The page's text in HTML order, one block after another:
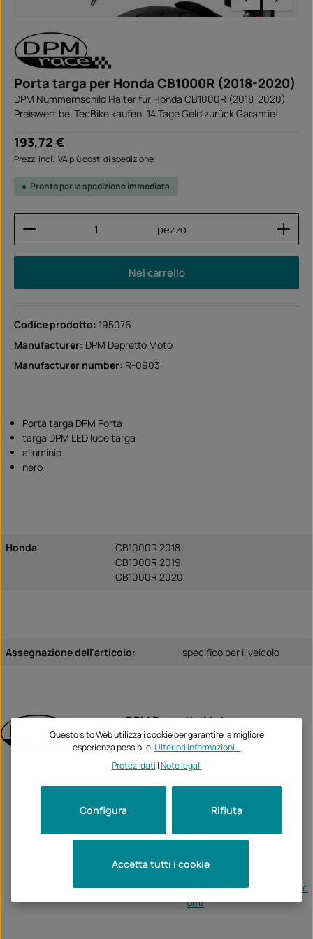
Porta targa per Honda CB1000R (2018-2020)
DPM Nummernschild Halter für Honda CB1000R (2018-2020)
Preiswert bei TecBike kaufen. 14 Tage Geld zurück Garantie!
Prezzo normale:
193,72 €
Prezzi incl. IVA più costi di spedizione
Pronto per la spedizione immediata
Quantità del prodotto: inserisci la quantità
pezzo
Nel carrello
Codice prodotto: 195076
Manufacturer: DPM Depretto Moto
Manufacturer number: R-0903
Porta targa DPM Porta
targa DPM LED luce targa
alluminio
nero
Honda
CB1000R 2018
CB1000R 2019
CB1000R 2020
Assegnazione dell'articolo: specifico per il veicolo
DPM Depretto Moto
Unternehme
n:
DPM Race
Tel:
905235
Email:
-
http://www.deprettomoto.c
om/
Questo sito Web utilizza i cookie per garantire la migliore
esperienza possibile.Ulteriori informazioni...
Protez. dati |Note legali
Rifiuta
Configura
Accetta tutti i cookie